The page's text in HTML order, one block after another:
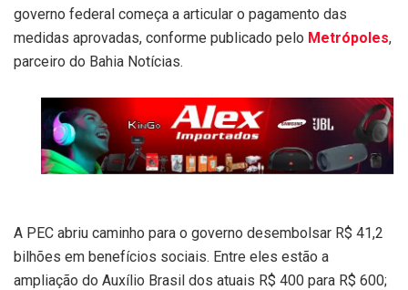
governo federal começa a articular o pagamento das
medidas aprovadas, conforme publicado pelo Metrópoles,
parceiro do Bahia Notícias.
A PEC abriu caminho para o governo desembolsar R$ 41,2
bilhões em benefícios sociais. Entre eles estão a
ampliação do Auxílio Brasil dos atuais R$ 400 para R$ 600;